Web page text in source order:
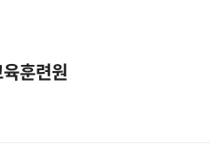
훈련원